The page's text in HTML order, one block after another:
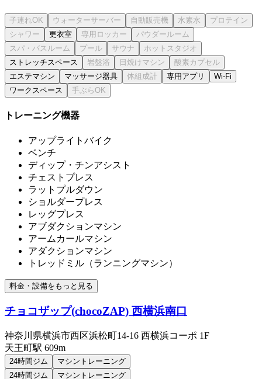
更衣室
ストレッチスペース
エステマシン
マッサージ器具 専用アプリ
Wi-Fi
ワークスペース
トレーニング機器
アップライトバイク
ベンチ
ディップ・チンアシスト
チェストプレス
ラットプルダウン
ショルダープレス
レッグプレス
アブダクションマシン
アームカールマシン
アダクションマシン
トレッドミル（ランニングマシン）
料金・設備をもっと見る
チョコザップ(chocoZAP) 西横浜南口
神奈川県横浜市西区浜松町14-16 西横浜コーポ 1F
天王町駅 609m
24時間ジム
マシントレーニング
24時間ジム
マシントレーニング